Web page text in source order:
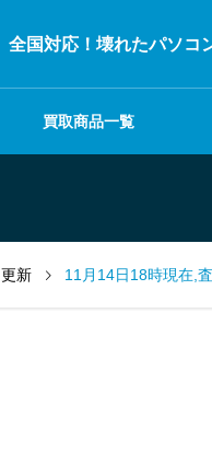
全国対応！壊れたパソコ
買取商品一覧
更新 11月14日18時現在,